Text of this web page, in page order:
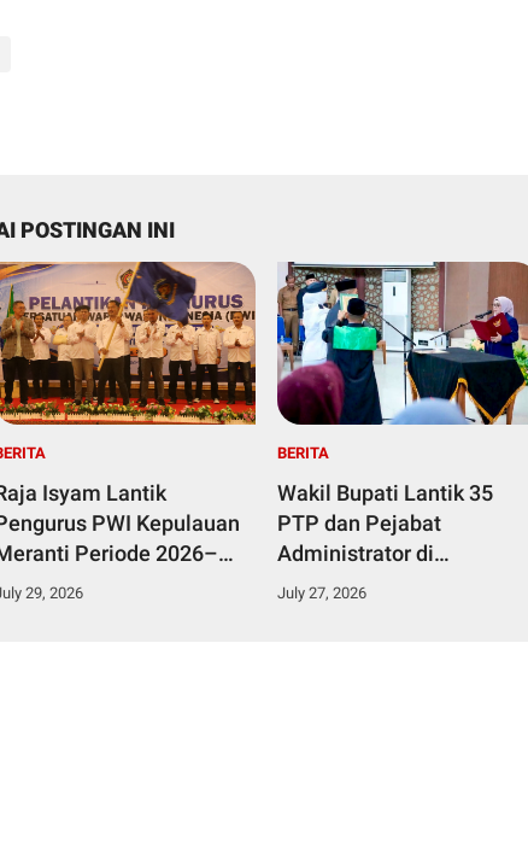
POSTINGAN INI
Isyam Lantik
PWI Kepulauan
Periode 2026–
202929, 2026
BERITA
Wakil Bupati Lantik 35
PTP dan Pejabat
Administrator di
Lingkungan Pemkab
July 27, 2026